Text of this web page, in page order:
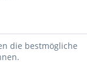
die bestmögliche